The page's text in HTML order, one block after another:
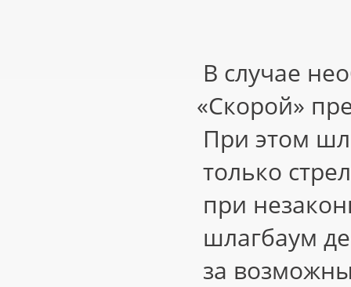
В случае
«Скорой»
При этом
только
при
шлагбаум
за